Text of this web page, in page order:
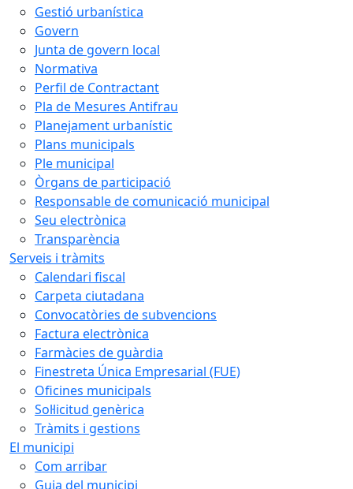
Gestió urbanística
Govern
Junta de govern local
Normativa
Perfil de Contractant
Pla de Mesures Antifrau
Planejament urbanístic
Plans municipals
Ple municipal
Òrgans de participació
Responsable de comunicació municipal
Seu electrònica
Transparència
Serveis i tràmits
Calendari fiscal
Carpeta ciutadana
Convocatòries de subvencions
Factura electrònica
Farmàcies de guàrdia
Finestreta Única Empresarial (FUE)
Oficines municipals
Sol·licitud genèrica
Tràmits i gestions
El municipi
Com arribar
Guia del municipi